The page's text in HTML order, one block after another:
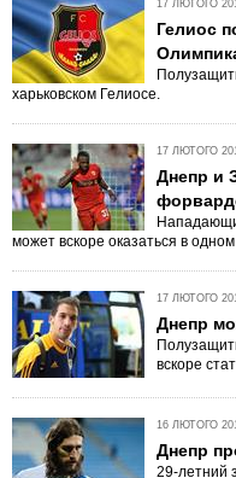
17 ЛЮТОГО
Гелиос
харьковском Гелиосе.
17 ЛЮТОГО
Днепр и
может вскоре оказаться в
17 ЛЮТОГО
Днепр
вскоре
16 ЛЮТОГО
Днепр
29-летний